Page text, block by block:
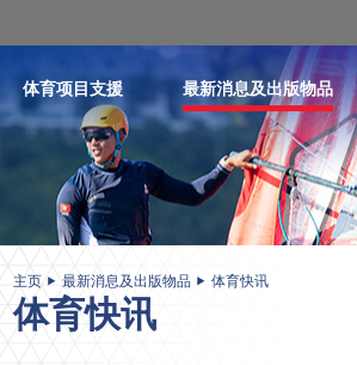
体育项目支援 最新消息及出版物品
主页 最新消息及出版物品 体育快讯
体育快讯